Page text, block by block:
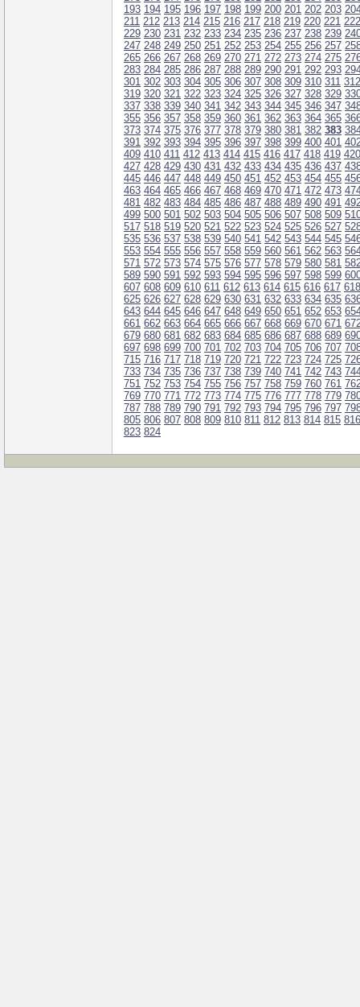
193 194 195 196 197 198 199 200 201 202 203
211 212 213 214 215 216 217 218 219 220 221 222
229 230 231 232 233 234 235 236 237 238 239
247 248 249 250 251 252 253 254 255 256 257
265 266 267 268 269 270 271 272 273 274 275
283 284 285 286 287 288 289 290 291 292 293
301 302 303 304 305 306 307 308 309 310 311 312
319 320 321 322 323 324 325 326 327 328 329
337 338 339 340 341 342 343 344 345 346 347
355 356 357 358 359 360 361 362 363 364 365
373 374 375 376 377 378 379 380 381 382 383
391 392 393 394 395 396 397 398 399 400 401
409 410 411 412 413 414 415 416 417 418 419 420
427 428 429 430 431 432 433 434 435 436 437
445 446 447 448 449 450 451 452 453 454 455
463 464 465 466 467 468 469 470 471 472 473
481 482 483 484 485 486 487 488 489 490 491
499 500 501 502 503 504 505 506 507 508 509
517 518 519 520 521 522 523 524 525 526 527
535 536 537 538 539 540 541 542 543 544 545
553 554 555 556 557 558 559 560 561 562 563
571 572 573 574 575 576 577 578 579 580 581
589 590 591 592 593 594 595 596 597 598 599
607 608 609 610 611 612 613 614 615 616 617 618
625 626 627 628 629 630 631 632 633 634 635
643 644 645 646 647 648 649 650 651 652 653
661 662 663 664 665 666 667 668 669 670 671
679 680 681 682 683 684 685 686 687 688 689
697 698 699 700 701 702 703 704 705 706 707
715 716 717 718 719 720 721 722 723 724 725
733 734 735 736 737 738 739 740 741 742 743
751 752 753 754 755 756 757 758 759 760 761
769 770 771 772 773 774 775 776 777 778 779
787 788 789 790 791 792 793 794 795 796 797
805 806 807 808 809 810 811 812 813 814 815 816
823 824